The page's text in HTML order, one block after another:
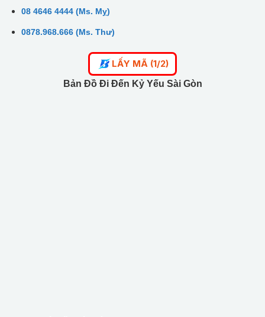
08 4646 4444 (Ms. Mỵ)
0878.968.666 (Ms. Thư)
LẤY MÃ (1/2)
Bản Đồ Đi Đến Kỷ Yếu Sài Gòn